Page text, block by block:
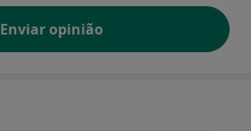
Enviar opinião